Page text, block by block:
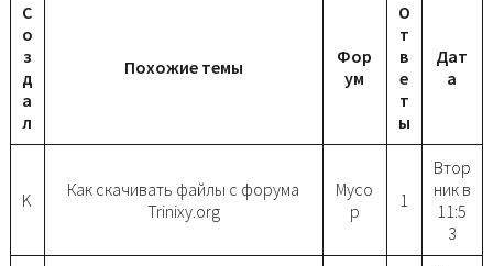
С
о
з
д
а
л
Похожие темы
Фор
ум
О
т
в
е
т
ы
Дат
а
K
Как скачивать файлы с форума
Trinixy.org
Мусо
р
1
Втор
ник в
11:5
3